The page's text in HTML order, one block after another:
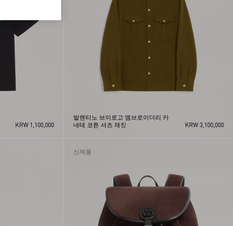
KRW 1,100,000
발렌티노 브이로고 엠브로이더리 카
네테 코튼 셔츠 재킷
KRW 3,100,000
신제품